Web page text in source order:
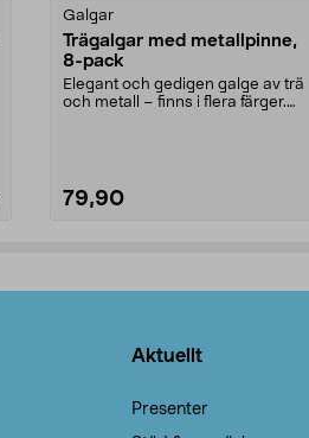
Galgar
Trägalgar med metallpinne,
8-pack
Elegant och gedigen galge av trä
och metall – finns i flera färger.
79,90
Aktuellt
Presenter